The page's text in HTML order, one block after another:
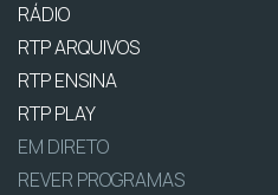
RÁDIO
RTP ARQUIVOS
RTP ENSINA
RTP PLAY
EM DIRETO
REVER PROGRAMAS